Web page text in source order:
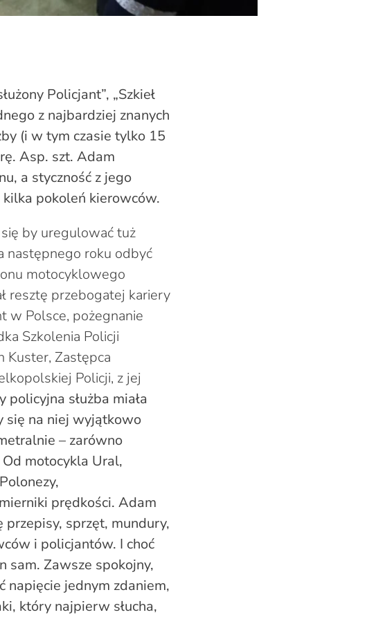
Policjant”, „Szkieł
z najbardziej znanych
(i w tym czasie tylko 15
Asp. szt. Adam
a styczność z jego
kilka pokoleń kierowców.
się by uregulować tuż
następnego roku odbyć
motocyklowego
resztę przebogatej kariery
w Polsce, pożegnanie
Szkolenia Policji
Kuster, Zastępca
Policji, z jej
policyjna służba miała
się na niej wyjątkowo
– zarówno
motocykla Ural,
prędkości. Adam
sprzęt, mundury,
i policjantów. I choć
sam. Zawsze spokojny,
napięcie jednym zdaniem,
który najpierw słucha,